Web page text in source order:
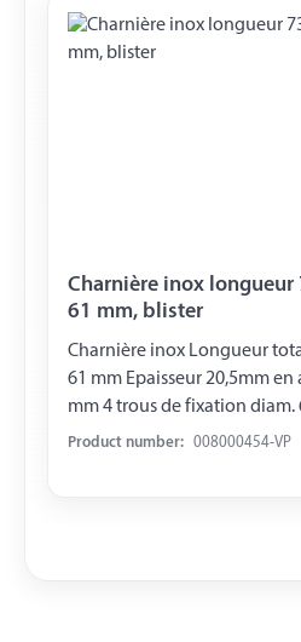
Charnière inox longueur
61 mm, blister
Charnière inox Longueur
61 mm Epaisseur 20,5mm en
mm 4 trous de fixation diam.
sous blister
Product number: 008000454-VP